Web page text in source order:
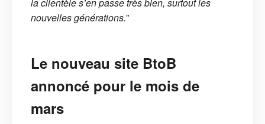
nouvelles générations.”
Le nouveau site BtoB
annoncé pour le mois de
mars